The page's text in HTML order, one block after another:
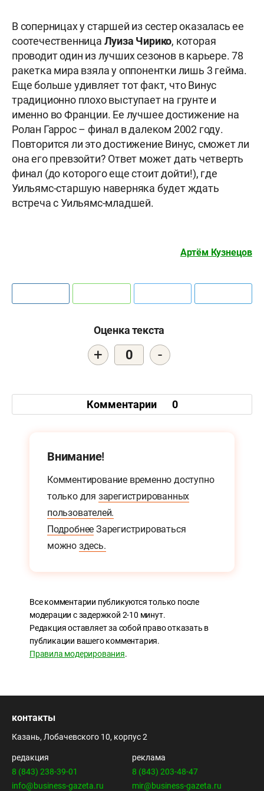
В соперницах у старшей из сестер оказалась ее
соотечественница Луиза Чирико, которая
проводит один из лучших сезонов в карьере. 78
ракетка мира взяла у оппонентки лишь 3 гейма.
Еще больше удивляет тот факт, что Винус
традиционно плохо выступает на грунте и
именно во Франции. Ее лучшее достижение на
Ролан Гаррос – финал в далеком 2002 году.
Повторится ли это достижение Винус, сможет ли
она его превзойти? Ответ может дать четверть
финал (до которого еще стоит дойти!), где
Уильямс-старшую наверняка будет ждать
встреча с Уильямс-младшей.
Артём Кузнецов
Оценка текста
+ 0 -
Комментарии 0
Внимание!
Комментирование временно доступно
только для зарегистрированных
пользователей.
Подробнее Зарегистрироваться
можно здесь.
Все комментарии публикуются только после
модерации с задержкой 2-10 минут.
Редакция оставляет за собой право отказать в
публикации вашего комментария.
Правила модерирования.
контакты
Казань, Лобачевского 10, корпус 2
редакция
8 (843) 238-39-01
info@business-gazeta.ru
реклама
8 (843) 203-48-47
mir@business-gazeta.ru